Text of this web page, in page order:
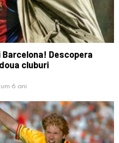
Barcelona! Descopera
cluburi
6 ani